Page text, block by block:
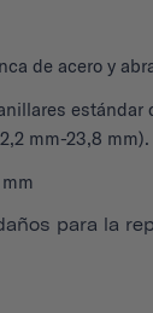
de acero y
mm-23,8 mm).
para la